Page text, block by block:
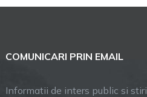
COMUNICARI PRIN EMAIL
Informatii de inters public si stiri